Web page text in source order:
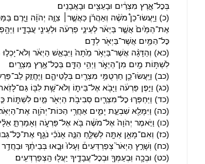
בְּכׇל־אֶ֣רֶץ מִצְרַ֔יִם וּבָעֵצִ֖ים וּבָאֲבָנִֽים׃
(כ) וַיַּֽעֲשׂוּ־כֵן֩ מֹשֶׁ֨ה וְאַהֲרֹ֜ן כַּאֲשֶׁ֣ר׀ צִוָּ֣ה יְהֹוָ֗ה וַיָּ֤רֶם
אֶת־הַמַּ֙יִם֙ אֲשֶׁ֣ר בַּיְאֹ֔ר לְעֵינֵ֣י פַרְעֹ֔ה וּלְעֵינֵ֖י עֲבָדָ֑יו
כׇּל־הַמַּ֥יִם אֲשֶׁר־בַּיְאֹ֖ר לְדָֽם׃
(כא) וְהַדָּגָ֨ה אֲשֶׁר־בַּיְאֹ֥ר מֵ֙תָה֙ וַיִּבְאַ֣שׁ הַיְאֹ֔ר
לִשְׁתּ֥וֹת מַ֖יִם מִן־הַיְאֹ֑ר וַיְהִ֥י הַדָּ֖ם בְּכׇל־אֶ֥רֶץ מִצְרָֽיִם׃
(כב) וַיַּֽעֲשׂוּ־כֵ֛ן חַרְטֻמֵּ֥י מִצְרַ֖יִם בְּלָטֵיהֶ֑ם וַיֶּחֱזַ֤ק
(כג) וַיִּ֣פֶן פַּרְעֹ֔ה וַיָּבֹ֖א אֶל־בֵּית֑וֹ וְלֹא־שָׁ֥ת לִבּ֖וֹ
(כד) וַיַּחְפְּר֧וּ כׇל־מִצְרַ֛יִם סְבִיבֹ֥ת הַיְאֹ֖ר מַ֣יִם לִשְׁתּ֑וֹת
(כה) וַיִּמָּלֵ֖א שִׁבְעַ֣ת יָמִ֑ים אַחֲרֵ֥י הַכּוֹת־יְהֹוָ֖ה
(כו) וַיֹּ֤אמֶר יְהֹוָה֙ אֶל־מֹשֶׁ֔ה בֹּ֖א אֶל־פַּרְעֹ֑ה וְאָמַרְתָּ֣
(כז) וְאִם־מָאֵ֥ן אַתָּ֖ה לְשַׁלֵּ֑חַ הִנֵּ֣ה אָנֹכִ֗י נֹגֵ֛ף
(כח) וְשָׁרַ֣ץ הַיְאֹר֮ צְפַרְדְּעִים֒ וְעָלוּ֙ וּבָ֣אוּ בְּבֵיתֶ֔ךָ
(כט) וּבְכָ֥ה וּֽבְעַמְּךָ֖ וּבְכׇל־עֲבָדֶ֑יךָ יַעֲל֖וּ הַֽצְפַרְדְּעִֽים׃